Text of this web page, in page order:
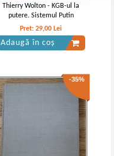
Thierry Wolton - KGB-ul la
putere. Sistemul Putin
Pret:29,00 Lei
Adaugă în coș
-35%